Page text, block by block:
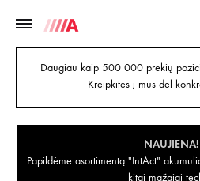
Daugiau kaip 500 000 prekių
Kreipkitės į mus dėl
NAUJIENA!
Papildėme asortimentą "IntAct"
kitai mažajai